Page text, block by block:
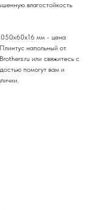
влагостойкость
мм - цена
напольный от
или свяжитесь с
помогут вам и